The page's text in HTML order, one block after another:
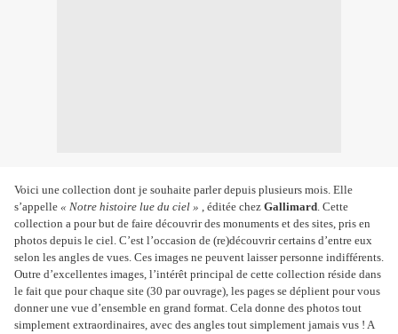
Voici une collection dont je souhaite parler depuis plusieurs mois. Elle
s’appelle « Notre histoire lue du ciel » , éditée chez Gallimard. Cette
collection a pour but de faire découvrir des monuments et des sites, pris en
photos depuis le ciel. C’est l’occasion de (re)découvrir certains d’entre eux
selon les angles de vues. Ces images ne peuvent laisser personne indifférents.
Outre d’excellentes images, l’intérêt principal de cette collection réside dans
le fait que pour chaque site (30 par ouvrage), les pages se déplient pour vous
donner une vue d’ensemble en grand format. Cela donne des photos tout
simplement extraordinaires, avec des angles tout simplement jamais vus ! A